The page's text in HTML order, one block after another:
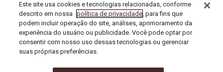
MAPA DO SITE
CONFIGURAÇÕES DE COOKIES
Este site usa cookies e tecnologias relacionadas, conforme
descrito em nossa
política de privacidade, para fins que
podem incluir operação do site, análises, aprimoramento da
experiência do usuário ou publicidade. Você pode optar por
consentir com nosso uso dessas tecnologias ou gerenciar
suas próprias preferências.